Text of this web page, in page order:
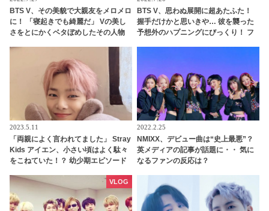
BTS V、その美貌で大親友をメロメロ
に！ 「寝起きでも綺麗だ」 Vの美し
さをとにかくベタぼめしたその人物
BTS V、思わぬ展開に超あたふた！
握手だけかと思いきや… 彼を襲った
予想外のハプニングにびっくり！ フ
2023.5.11
「両親によく言われてました」 Stray
Kids アイエン、小さい頃はよく駄々
をこねていた！？ 幼少期エピソード
2022.2.25
NMIXX、デビュー曲は“史上最悪”？
英メディアの記事が話題に・・ 気に
なるファンの反応は？
VLOG